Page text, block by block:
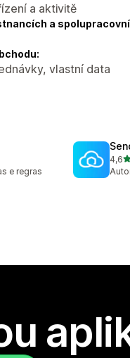
a aktivitě
a
vlastní data
e regras
4,6z